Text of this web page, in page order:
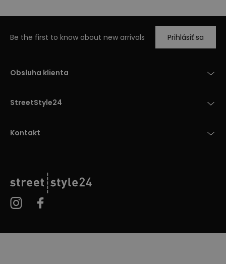
Be the first to know about new arrivals Prihlásiť sa
Obsluha klienta
StreetStyle24
Kontakt